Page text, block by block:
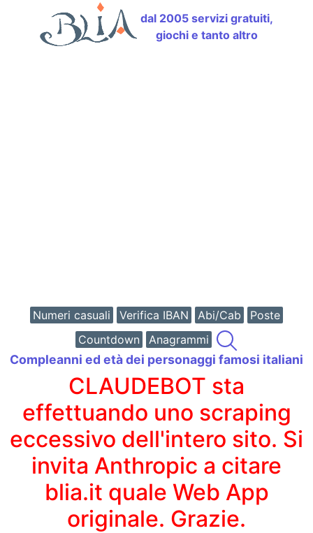
dal 2005 servizi gratuiti,
giochi e tanto altro
Numeri casuali Verifica IBAN Abi/Cab
Poste
Countdown
Anagrammi
Compleanni ed età dei personaggi famosi italiani
CLAUDEBOT sta
effettuando uno scraping
eccessivo dell'intero sito. Si
invita Anthropic a citare
blia.it quale Web App
originale. Grazie.